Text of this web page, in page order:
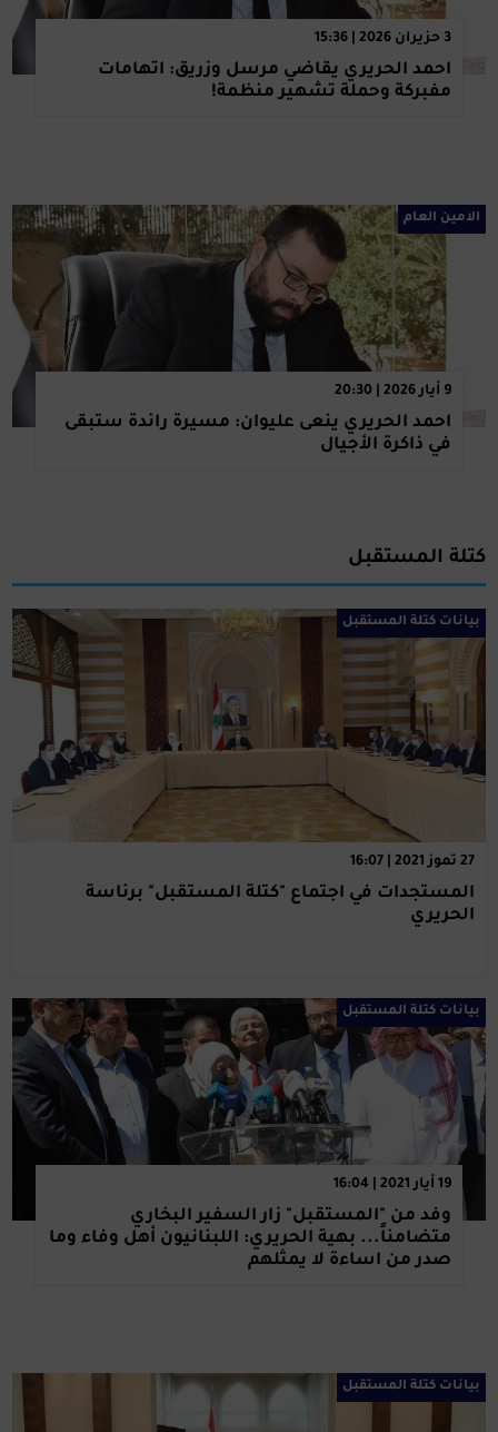
3 حزيران 2026 | 15:36
أحمد الحريري يقاضي مرسل وزريق: اتهامات
مفبركة وحملة تشهير منظمة!
الامين العام
9 أيار 2026 | 20:30
أحمد الحريري ينعى عليوان: مسيرة رائدة ستبقى
في ذاكرة الأجيال
كتلة المستقبل
بيانات كتلة المستقبل
27 تموز 2021 | 16:07
المستجدات في اجتماع "كتلة المستقبل" برئاسة
الحريري
بيانات كتلة المستقبل
19 أيار 2021 | 16:04
وفد من "المستقبل" زار السفير البخاري
متضامناً... بهية الحريري: اللبنانيون أهل وفاء وما
صدر من اساءة لا يمثلهم
بيانات كتلة المستقبل